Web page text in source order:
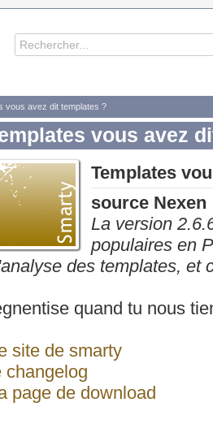
vous avez dit templates ?
vous avez
Templates
source Nexen
La version
populaires en
des templates, et
quand tu nous
site de smarty
changelog
page de download